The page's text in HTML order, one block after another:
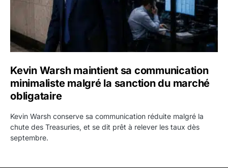
Kevin Warsh maintient sa communication
minimaliste malgré la sanction du marché
obligataire
Kevin Warsh conserve sa communication réduite malgré la
chute des Treasuries, et se dit prêt à relever les taux dès
septembre.